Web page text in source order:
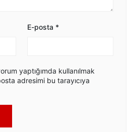
E-posta *
yaptığımda kullanılmak
adresimi bu tarayıcıya